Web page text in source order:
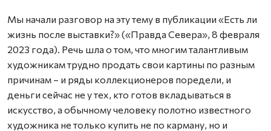
Мы начали разговор на эту тему в публикации «Есть ли
жизнь после выставки?» («Правда Севера», 8 февраля
2023 года). Речь шла о том, что многим талантливым
художникам трудно продать свои картины по разным
причинам – и ряды коллекционеров поредели, и
деньги сейчас не у тех, кто готов вкладываться в
искусство, а обычному человеку полотно известного
художника не только купить не по карману, но и